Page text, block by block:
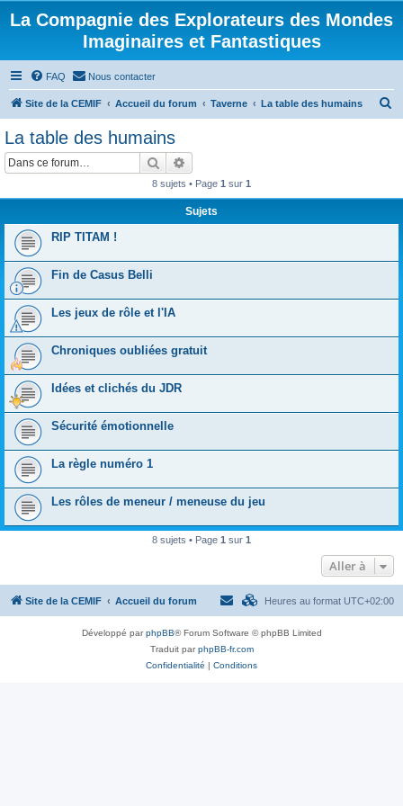
La Compagnie des Explorateurs des Mondes
Imaginaires et Fantastiques
FAQ Nous contacter
Site de la CEMIF Accueil du forum Taverne La table des humains
r
La table des humains
Rechercher
8 sujets • Page 1 sur 1
Sujets
RIP TITAM !
Fin de Casus Belli
Les jeux de rôle et l'IA
Chroniques oubliées gratuit
Idées et clichés du JDR
Sécurité émotionnelle
La règle numéro 1
Les rôles de meneur / meneuse du jeu
8 sujets • Page 1 sur 1
Aller à
Site de la CEMIF Accueil du forum Heures au format UTC+02:00
Développé parphpBB® Forum Software © phpBB Limited
Traduit parphpBB-fr.com
Confidentialité | Conditions